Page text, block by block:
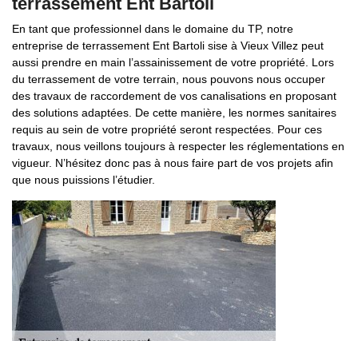
En tant que professionnel dans le domaine du TP, notre
entreprise de terrassement Ent Bartoli sise à Vieux Villez peut
aussi prendre en main l’assainissement de votre propriété. Lors
du terrassement de votre terrain, nous pouvons nous occuper
des travaux de raccordement de vos canalisations en proposant
des solutions adaptées. De cette manière, les normes sanitaires
requis au sein de votre propriété seront respectées. Pour ces
travaux, nous veillons toujours à respecter les réglementations en
vigueur. N’hésitez donc pas à nous faire part de vos projets afin
que nous puissions l’étudier.